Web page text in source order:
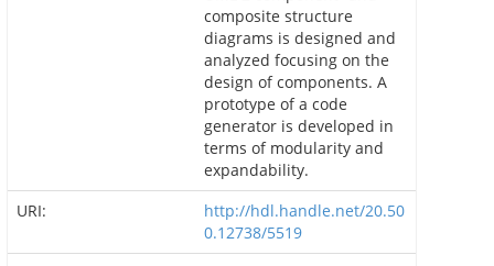
composite structure
diagrams is designed and
analyzed focusing on the
design of components. A
prototype of a code
generator is developed in
terms of modularity and
expandability.
URI:
http://hdl.handle.net/20.50
0.12738/5519